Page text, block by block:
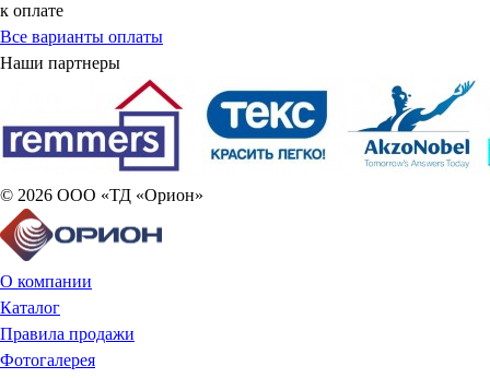
к оплате
Все варианты оплаты
Наши партнеры
© 2026 ООО «ТД «Орион»
О компании
Каталог
Правила продажи
Фотогалерея